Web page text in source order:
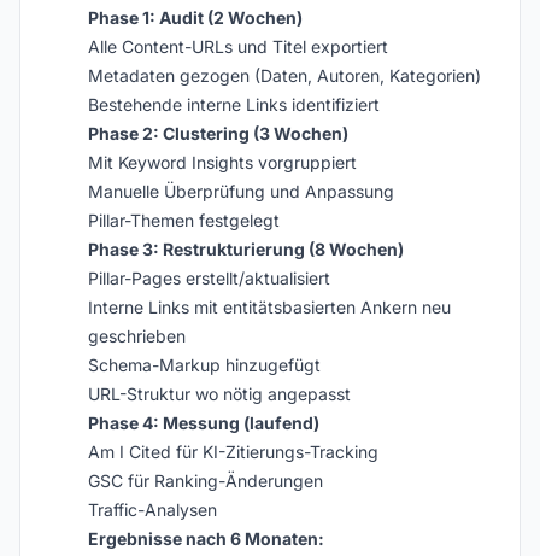
Phase 1: Audit (2 Wochen)
Alle Content-URLs und Titel exportiert
Metadaten gezogen (Daten, Autoren, Kategorien)
Bestehende interne Links identifiziert
Phase 2: Clustering (3 Wochen)
Mit Keyword Insights vorgruppiert
Manuelle Überprüfung und Anpassung
Pillar-Themen festgelegt
Phase 3: Restrukturierung (8 Wochen)
Pillar-Pages erstellt/aktualisiert
Interne Links mit entitätsbasierten Ankern neu
geschrieben
Schema-Markup hinzugefügt
URL-Struktur wo nötig angepasst
Phase 4: Messung (laufend)
Am I Cited für KI-Zitierungs-Tracking
GSC für Ranking-Änderungen
Traffic-Analysen
Ergebnisse nach 6 Monaten: